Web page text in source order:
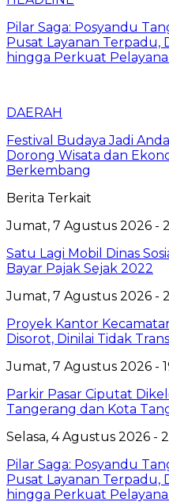
Pilar Saga: Posyandu
Pusat Layanan Terpadu,
hingga Perkuat
DAERAH
Festival Budaya Jadi
Dorong Wisata dan
Berkembang
Berita Terkait
Jumat, 7 Agustus 2026 -
Satu Lagi Mobil Dinas
Bayar Pajak Sejak 2022
Jumat, 7 Agustus 2026 -
Proyek Kantor
Disorot, Dinilai Tidak
Jumat, 7 Agustus 2026 -
Parkir Pasar Ciputat
Tangerang dan Kota
Selasa, 4 Agustus 2026 -
Pilar Saga: Posyandu
Pusat Layanan Terpadu,
hingga Perkuat